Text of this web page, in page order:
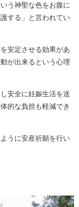
う神聖な色をお腹に
する」と言われてい
安定させる効果があ
が出来るという心理
安全に妊娠生活を送
的な負担も軽減でき
うに安産祈願を行い